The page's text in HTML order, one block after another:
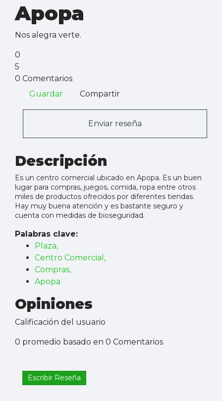
Apopa
Nos alegra verte.
0
5
0 Comentarios
Guardar
Compartir
Enviar reseña
Descripción
Es un centro comercial ubicado en Apopa. Es un buen
lugar para compras, juegos, comida, ropa entre otros
miles de productos ofrecidos por diferentes tiendas.
Hay muy buena atención y es bastante seguro y
cuenta con medidas de bioseguridad.
Palabras clave:
Plaza,
Centro Comercial,
Compras,
Apopa
Opiniones
Calificación del usuario
0 promedio basado en 0 Comentarios
Escribir Reseña